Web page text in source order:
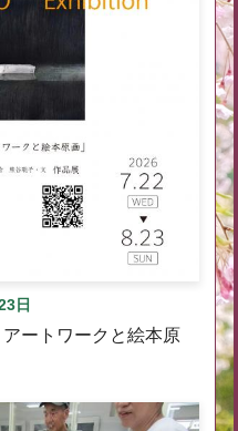
日
ートワークと絵本原